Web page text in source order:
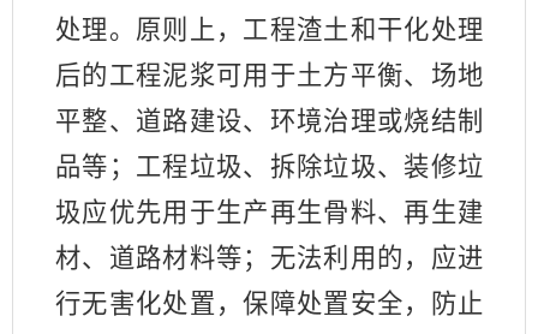
处理。原则上，工程渣土和干化处理
后的工程泥浆可用于土方平衡、场地
平整、道路建设、环境治理或烧结制
品等；工程垃圾、拆除垃圾、装修垃
圾应优先用于生产再生骨料、再生建
材、道路材料等；无法利用的，应进
行无害化处置，保障处置安全，防止